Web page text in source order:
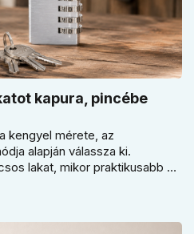
kapura, pincébe
kengyel mérete, az
alapján válassza ki.
lakat, mikor praktikusabb a
kerti házhoz csak ár